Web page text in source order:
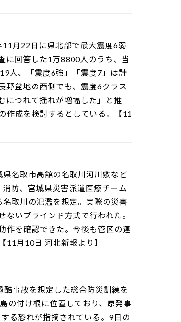
月22日に県北部で最大震度6弱
に回答した1万8800人のうち、当
人、「震度6強」「震度7」は計
野盆地の西側でも、震度6クラス
につれて揺れが増幅した」と推
作成を検討するとしている。【11
名取市高舘の名取川河川敷など
防、宮城県災害派遣医療チーム
取川の氾濫を想定。実際の災害
いブラインド方式で行われた。
作を確認できた。今後も管区の連
11月10日 河北新報より】
事故を想定した総合防災訓練を
の付け根に位置しており、原発事
る恐れが指摘されている。9日の